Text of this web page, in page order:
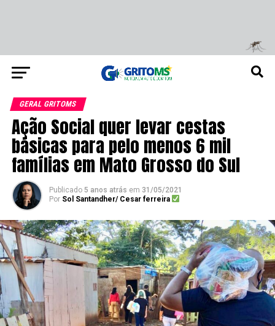
GERAL GRITOMS
Ação Social quer levar cestas
básicas para pelo menos 6 mil
famílias em Mato Grosso do Sul
Publicado 5 anos atrás em 31/05/2021
Por Sol Santandher/ Cesar ferreira